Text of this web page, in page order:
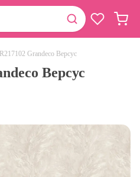
Grandeco Версус
Версус